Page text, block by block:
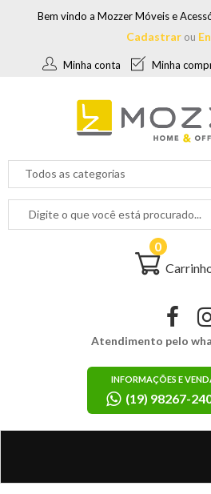
Bem vindo a Mozzer Móveis e
Cadastrarou
Minha conta Minha
0
Atendimento pelo
INFORMAÇÕES E
(19) 98267-